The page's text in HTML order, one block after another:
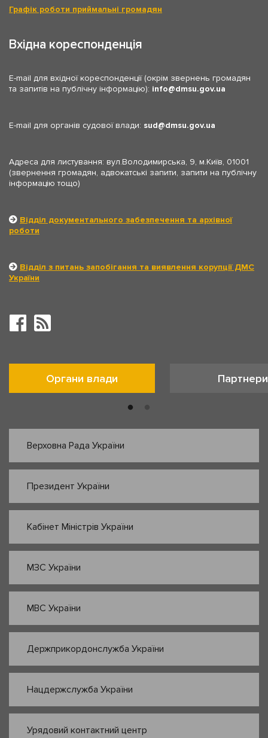
Графік роботи приймальні громадян
Вхідна кореспонденція
E-mail для вхідної кореспонденції (окрім звернень громадян
та запитів на публічну інформацію): info dmsu.gov.ua
E-mail для органів судової влади: sud dmsu.gov.ua
Адреса для листування: вул.Володимирська, 9, м.Київ, 01001
(звернення громадян, адвокатські запити, запити на публічну
інформацію тощо)
Відділ документального забезпечення та архівної
роботи
Відділ з питань запобігання та виявлення корупції ДМС
України
Органи влади Партнери
Верховна Рада України
Президент України
Кабінет Міністрів України
МЗС України
МВС України
Держприкордонслужба України
Нацдержслужба України
Урядовий контактний центр